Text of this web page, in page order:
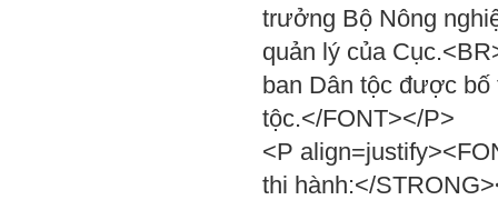
trưởng Bộ Nông
quản lý của
ban Dân tộc được bố
tộc.</FONT></P>
<P
thi hành:</